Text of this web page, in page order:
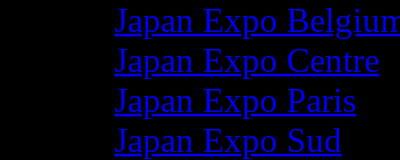
Japan Expo
Japan Expo Centre
Japan Expo Paris
Japan Expo Sud